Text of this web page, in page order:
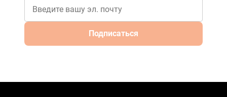
Подписаться